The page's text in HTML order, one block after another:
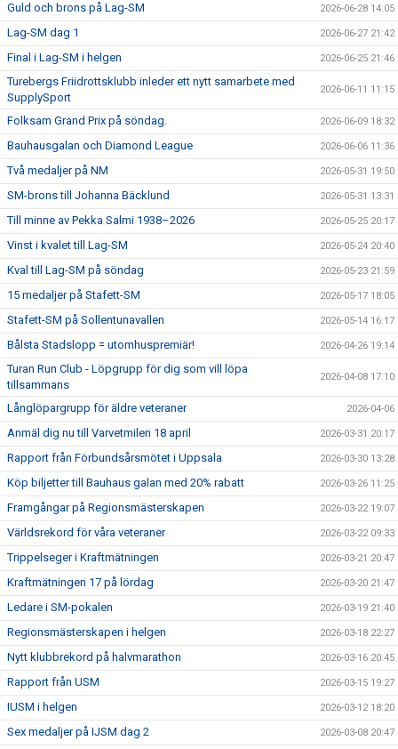
Guld och brons på Lag-SM 2026-06-28 14:05
Lag-SM dag 1 2026-06-27 21:42
Final i Lag-SM i helgen 2026-06-25 21:46
Turebergs Friidrottsklubb inleder ett nytt samarbete med
SupplySport
2026-06-11 11:15
Folksam Grand Prix på söndag. 2026-06-09 18:32
Bauhausgalan och Diamond League 2026-06-06 11:36
Två medaljer på NM 2026-05-31 19:50
SM-brons till Johanna Bäcklund 2026-05-31 13:31
Till minne av Pekka Salmi 1938–2026 2026-05-25 20:17
Vinst i kvalet till Lag-SM 2026-05-24 20:40
Kval till Lag-SM på söndag 2026-05-23 21:59
15 medaljer på Stafett-SM 2026-05-17 18:05
Stafett-SM på Sollentunavallen 2026-05-14 16:17
Bålsta Stadslopp = utomhuspremiär! 2026-04-26 19:14
Turan Run Club - Löpgrupp för dig som vill löpa
tillsammans
2026-04-08 17:10
Långlöpargrupp för äldre veteraner 2026-04-06
Anmäl dig nu till Varvetmilen 18 april 2026-03-31 20:17
Rapport från Förbundsårsmötet i Uppsala 2026-03-30 13:28
Köp biljetter till Bauhaus galan med 20% rabatt 2026-03-26 11:25
Framgångar på Regionsmästerskapen 2026-03-22 19:07
Världsrekord för våra veteraner 2026-03-22 09:33
Trippelseger i Kraftmätningen 2026-03-21 20:47
Kraftmätningen 17 på lördag 2026-03-20 21:47
Ledare i SM-pokalen 2026-03-19 21:40
Regionsmästerskapen i helgen 2026-03-18 22:27
Nytt klubbrekord på halvmarathon 2026-03-16 20:45
Rapport från USM 2026-03-15 19:27
IUSM i helgen 2026-03-12 18:20
Sex medaljer på IJSM dag 2 2026-03-08 20:47